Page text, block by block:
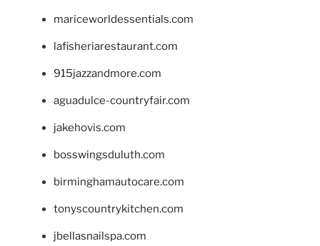
mariceworldessentials.com
lafisheriarestaurant.com
915jazzandmore.com
aguadulce-countryfair.com
jakehovis.com
bosswingsduluth.com
birminghamautocare.com
tonyscountrykitchen.com
jbellasnailspa.com